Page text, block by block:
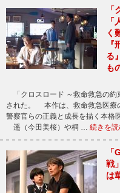
く
る
も
「クロスロード ～救命救急の約
された。 本作は、救命救急医療
警察官らの正義と成長を描く本格
遥（今田美桜）や桐 … 続きを
戦
は